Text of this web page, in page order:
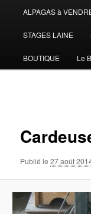
ALPAGAS à
STAGES LAINE
BOUTIQUE Le
Publié le27 août